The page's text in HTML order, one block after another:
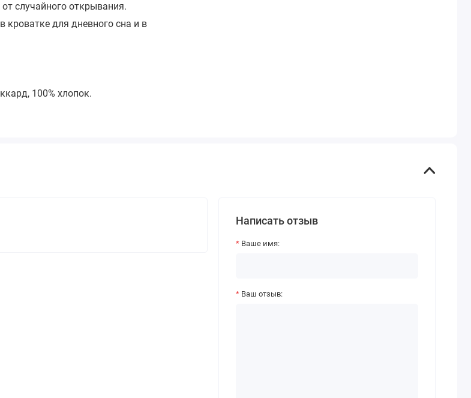
случайного открывания.
для дневного сна и в
100% хлопок.
Написать отзыв
Ваше имя:
Ваш отзыв: